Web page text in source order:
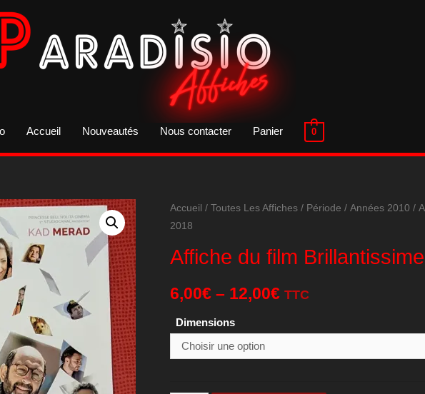
Accueil Nouveautés Nous contacter Panier 0
Accueil / Toutes Les Affiches / Période / Années 2010 /
2018
Affiche du film
6,00€ – 12,00€ TTC
Dimensions